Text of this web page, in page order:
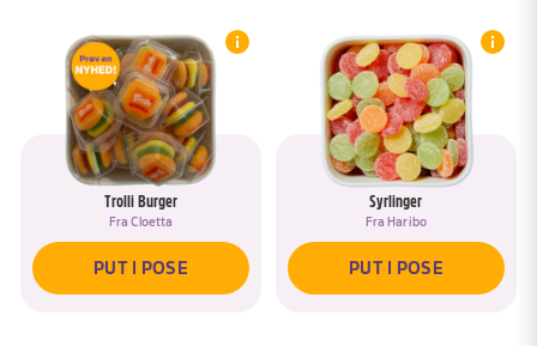
Trolli Burger
FraCloetta
PUT I POSE
Syrlinger
Fra Haribo
PUT I POSE